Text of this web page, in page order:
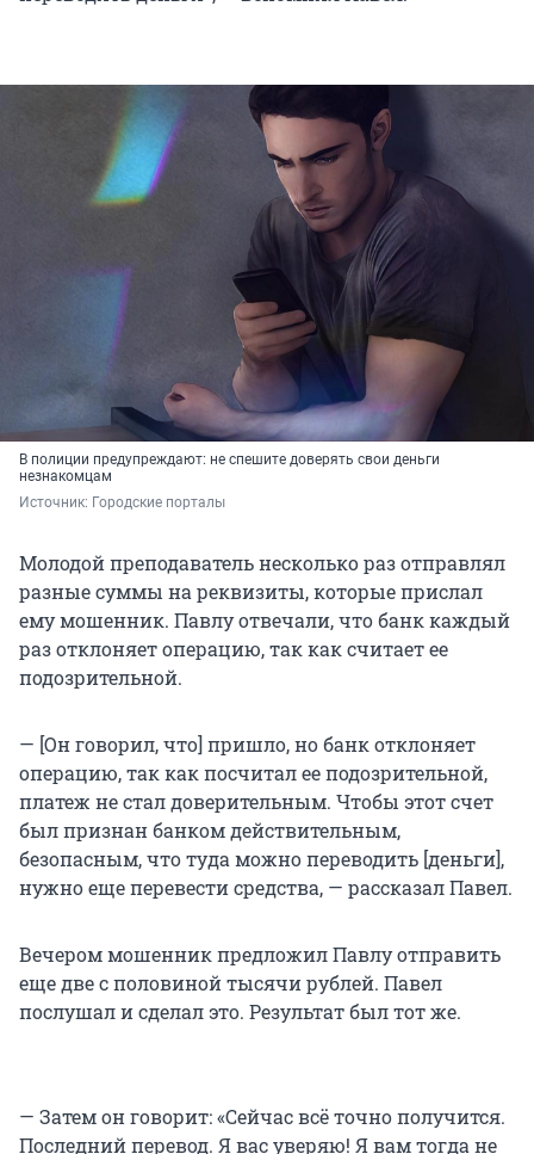
В полиции предупреждают: не спешите доверять свои деньги
незнакомцам
Источник: Городские порталы
Молодой преподаватель несколько раз отправлял
разные суммы на реквизиты, которые прислал
ему мошенник. Павлу отвечали, что банк каждый
раз отклоняет операцию, так как считает ее
подозрительной.
— [Он говорил, что] пришло, но банк отклоняет
операцию, так как посчитал ее подозрительной,
платеж не стал доверительным. Чтобы этот счет
был признан банком действительным,
безопасным, что туда можно переводить [деньги],
нужно еще перевести средства, — рассказал Павел.
Вечером мошенник предложил Павлу отправить
еще две с половиной тысячи рублей. Павел
послушал и сделал это. Результат был тот же.
— Затем он говорит: «Сейчас всё точно получится.
Последний перевод. Я вас уверяю! Я вам тогда не